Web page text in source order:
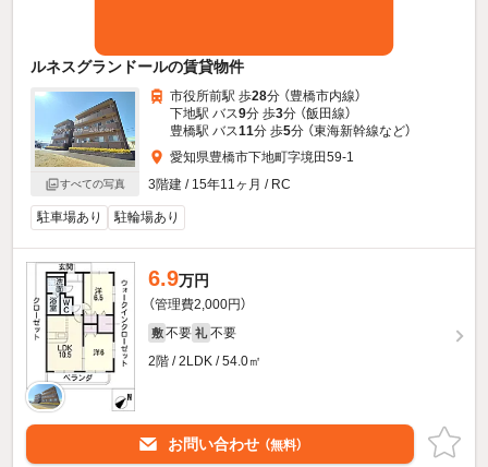
ルネスグランドールの賃貸物件
すべての写真
市役所前駅 歩28分 （豊橋市内線）
下地駅 バス9分 歩3分 （飯田線）
豊橋駅 バス11分 歩5分 （東海新幹線など）
愛知県豊橋市下地町字境田59-1
3階建 / 15年11ヶ月 / RC
駐車場あり 駐輪場あり
6.9万円
（管理費2,000円）
敷 不要 礼 不要
2階 / 2LDK / 54.0㎡
お問い合わせ （無料）